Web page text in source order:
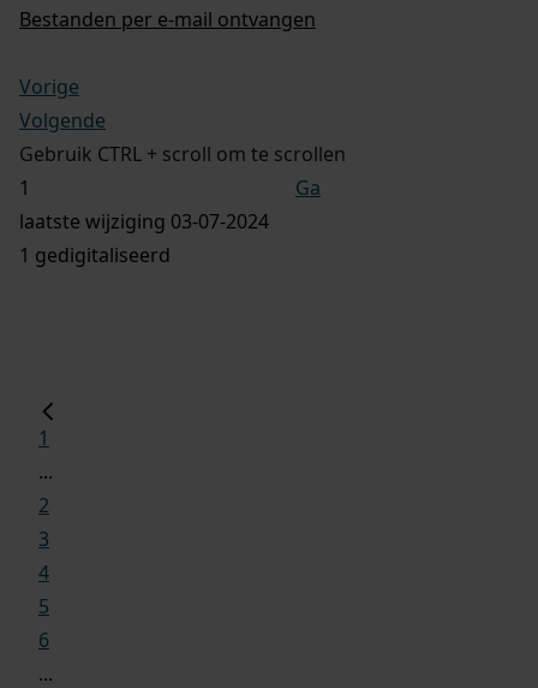
Bestanden per e-mail ontvangen
Vorige
Volgende
Gebruik CTRL + scroll om te scrollen
Ga
laatste wijziging 03-07-2024
1 gedigitaliseerd
1
...
2
3
4
5
6
...